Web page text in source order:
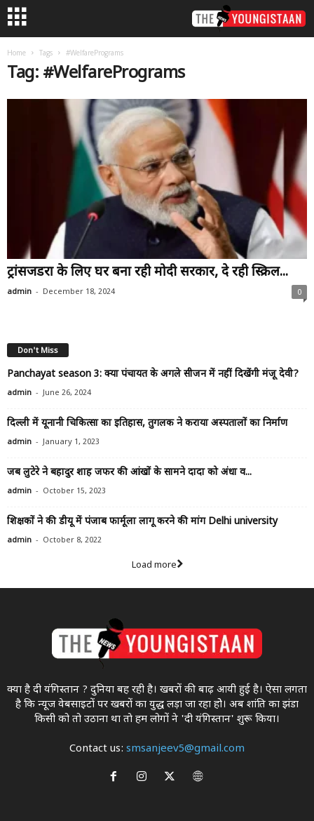
Home Tags #WelfarePrograms
Tag: #WelfarePrograms
ट्रांसजेंडरों के लिए घर बना रही मोदी सरकार, दे रही स्क्रिल...
admin - December 18, 2024 0
Don't Miss
Panchayat season 3: क्या पंचायत के अगले सीजन में नहीं दिखेंगी मंजू देवी?
admin - June 26, 2024
दिल्ली में यूनानी चिकित्सा का इतिहास, तुगलक ने कराया अस्पतालों का निर्माण
admin - January 1, 2023
जब लुटेरे ने बहादुर शाह जफर की आंखों के सामने दादा को अंधा व...
admin - October 15, 2023
शिक्षकों ने की डीयू में पंजाब फार्मूला लागू करने की मांग Delhi university
admin - October 8, 2022
Load more
क्या है दी यंगिस्तान ? दुनिया बह रही है। खबरों की बाढ़ आयी हुई है। ऐसा लगता
है कि न्यूज वेबसाइटों पर खबरों का युद्ध लड़ा जा रहा होे। अब शांति का झंडा
किसी को तो उठाना था ताे हम लोगों ने 'दी यंगिस्तान' शुरू किया।
Contact us: smsanjeev5@gmail.com